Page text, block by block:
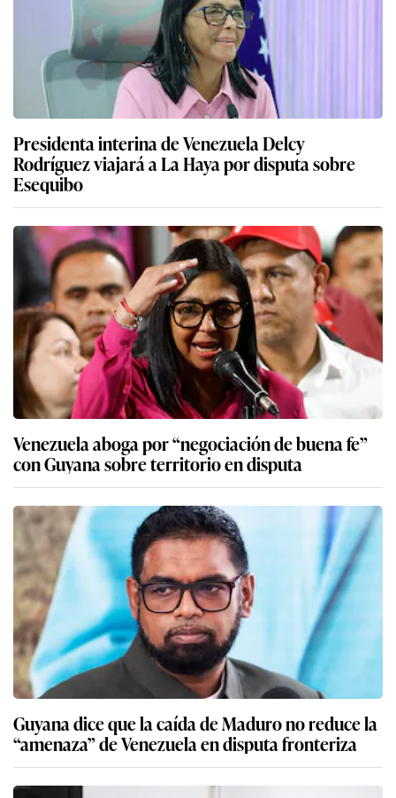
Presidenta interina de Venezuela Delcy
Rodríguez viajará a La Haya por disputa sobre
Esequibo
Venezuela aboga por “negociación de buena fe”
con Guyana sobre territorio en disputa
Guyana dice que la caída de Maduro no reduce la
“amenaza” de Venezuela en disputa fronteriza